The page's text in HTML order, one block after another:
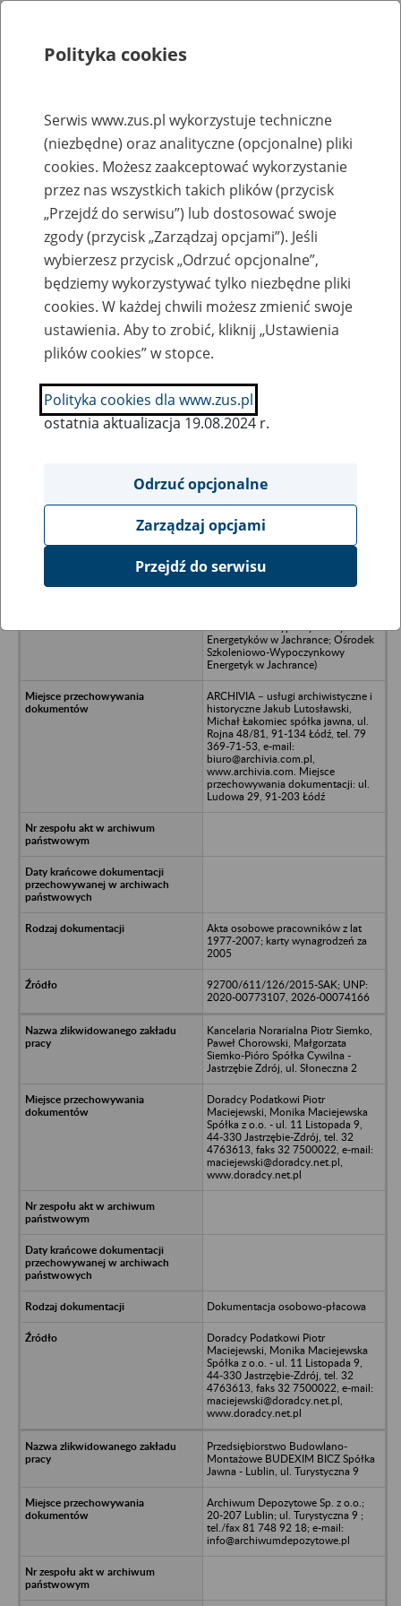
Rejestry, ewidencje i archiwa
Baza zlikwidowanych lub
przekształconych zakładów pracy
Nazwa zakładu pracy:
SZUKAJ
Ukryj wszystkie pozycje bazy
Ośrodek Konferencyjno-Rekreacyjny
Energetyków w Jachrance; Ośrodek
Szkoleniowo-Wypoczynkowy
Energetyk w Jachrance)
ARCHIVIA – usługi archiwistyczne i
historyczne Jakub Lutosławski,
Michał Łakomiec spółka jawna, ul.
Rojna 48/81, 91-134 Łódź, tel. 79
369-71-53, e-mail:
biuro@archivia.com.pl,
www.archivia.com. Miejsce
przechowywania dokumentacji: ul.
Ludowa 29, 91-203 Łódź
Akta osobowe pracowników z lat
1977-2007; karty wynagrodzeń za
2005
92700/611/126/2015-SAK; UNP:
2020-00773107, 2026-00074166
Kancelaria Norarialna Piotr Siemko,
Paweł Chorowski, Małgorzata
Siemko-Pióro Spółka Cywilna -
Jastrzębie Zdrój, ul. Słoneczna 2
Doradcy Podatkowi Piotr
Maciejewski, Monika Maciejewska
Spółka z o.o. - ul. 11 Listopada 9,
44-330 Jastrzębie-Zdrój, tel. 32
4763613, faks 32 7500022, e-mail:
maciejewski@doradcy.net.pl,
www.doradcy.net.pl
Dokumentacja osobowo-płacowa
Doradcy Podatkowi Piotr
Maciejewski, Monika Maciejewska
Spółka z o.o. - ul. 11 Listopada 9,
44-330 Jastrzębie-Zdrój, tel. 32
4763613, faks 32 7500022, e-mail:
maciejewski@doradcy.net.pl,
www.doradcy.net.pl
Przedsiębiorstwo Budowlano-
Montażowe BUDEXIM BICZ Spółka
Jawna - Lublin, ul. Turystyczna 9
Archiwum Depozytowe Sp. z o.o.;
20-207 Lublin; ul. Turystyczna 9 ;
tel./fax 81 748 92 18; e-mail:
info@archiwumdepozytowe.pl
Polityka cookies
Serwis www.zus.pl wykorzystuje techniczne
(niezbędne) oraz analityczne (opcjonalne) pliki
cookies. Możesz zaakceptować wykorzystanie
przez nas wszystkich takich plików (przycisk
„Przejdź do serwisu”) lub dostosować swoje
zgody (przycisk „Zarządzaj opcjami”). Jeśli
wybierzesz przycisk „Odrzuć opcjonalne”,
będziemy wykorzystywać tylko niezbędne pliki
cookies. W każdej chwili możesz zmienić swoje
ustawienia. Aby to zrobić, kliknij „Ustawienia
plików cookies” w stopce.
Polityka cookies dla www.zus.pl
ostatnia aktualizacja 19.08.2024 r.
Odrzuć opcjonalne
Zarządzaj opcjami
Przejdź do serwisu